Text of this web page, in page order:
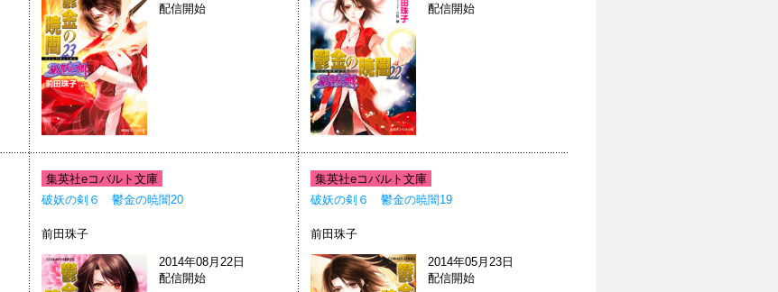
配信開始
配信開始
集英社eコバルト文庫
破妖の剣６ 鬱金の暁闇20
前田珠子
2014年08月22日
配信開始
集英社eコバルト文庫
破妖の剣６ 鬱金の暁闇19
前田珠子
2014年05月23日
配信開始